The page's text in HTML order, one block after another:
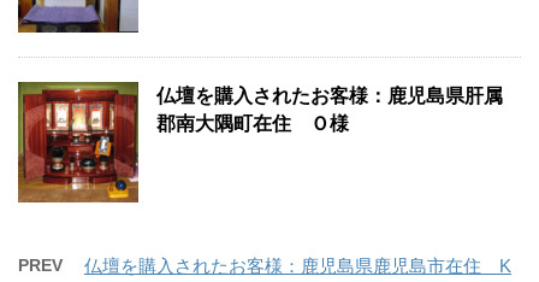
仏壇を購入されたお客様：鹿児島県肝属
郡南大隅町在住 Ｏ様
PREV
仏壇を購入されたお客様：鹿児島県鹿児島市在住 K